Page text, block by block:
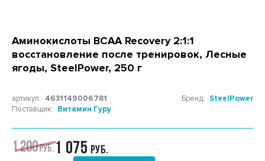
Аминокислоты BCAA Recovery 2:1:1
восстановление после тренировок, Лесные
ягоды, SteelPower, 250 г
артикул: 4631149006781 Бренд: SteelPower
Поставщик: Витамин Гуру
1 200РУБ.1 075 РУБ.